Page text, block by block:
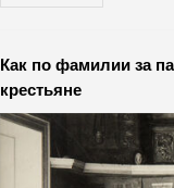
Как по фамилии за
крестьяне